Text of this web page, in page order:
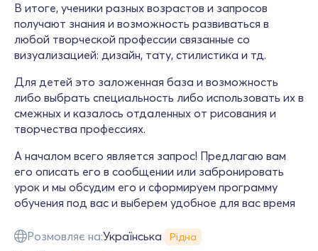
В итоге, ученики разных возрастов и запросов
получают знания и возможность развиваться в
любой творческой профессии связанные со
визуализацией: дизайн, тату, стилистика и тд.
Для детей это заложенная база и возможность
либо выбрать специальность либо использовать их в
смежных и казалось отдаленных от рисования и
творчества профессиях.
А началом всего является запрос! Предлагаю вам
его описать его в сообщении или забронировать
урок и мы обсудим его и сформируем программу
обучения под вас и выберем удобное для вас время
Розмовляє на:Українська Рідна